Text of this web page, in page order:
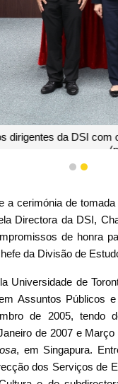
com o chefe U Ka
(primeira à
1
2
a cerimónia de
Directora da DSI,
de honra
da Divisão de
Universidade de
Assuntos Públicos
de 2005, tendo
de 2007 e
, em Singapura.
dos Serviços de